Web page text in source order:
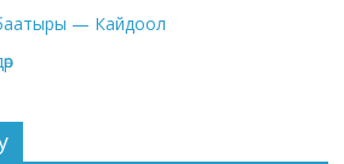
— Кайдоол